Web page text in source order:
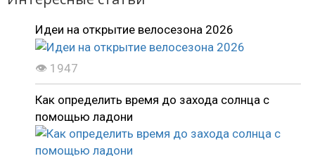
Идеи на открытие велосезона 2026
👁 1947
Как определить время до захода солнца с
помощью ладони